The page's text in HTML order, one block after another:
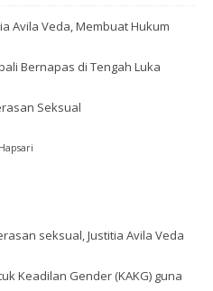
Avila Veda, Membuat Hukum
Bernapas di Tengah Luka
Seksual
seksual, Justitia Avila Veda
Keadilan Gender (KAKG) guna